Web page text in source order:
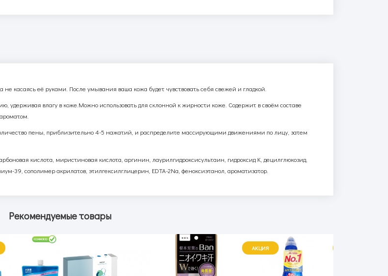
касаясь её руками. После умывания ваша кожа будет чувствовать себя свежей и гладкой.
удерживая влагу в коже.Можно использовать для склонной к жирности коже. Содержит в своём составе
пены, приблизительно 4-5 нажатий, и распределите массирующими движениями по лицу, затем
кислота, миристиновая кислота, аргинин, лаурилгидроксисультаин, гидроксид K , децилглюкозид,
39, сополимер акрилатов, этилгексилглицерин, EDTA-2Na , феноксиэтанол, ароматизатор.
Рекомендуемые товары
АКЦИЯ